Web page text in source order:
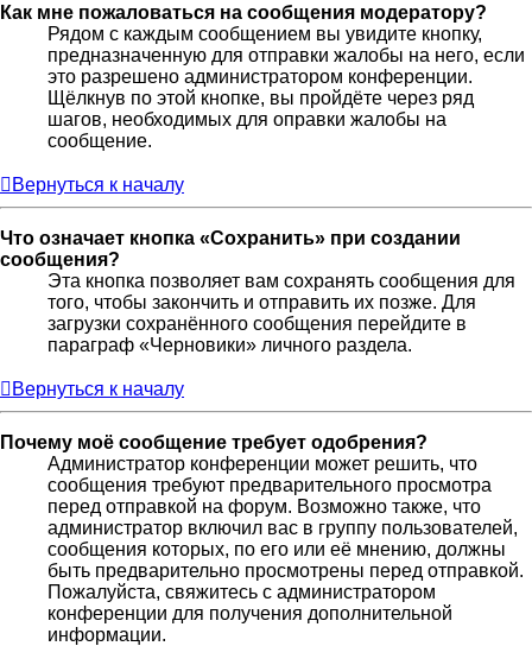
Как мне пожаловаться на сообщения модератору?
Рядом с каждым сообщением вы увидите кнопку,
предназначенную для отправки жалобы на него, если
это разрешено администратором конференции.
Щёлкнув по этой кнопке, вы пройдёте через ряд
шагов, необходимых для оправки жалобы на
сообщение.
Вернуться к началу
Что означает кнопка «Сохранить» при создании
сообщения?
Эта кнопка позволяет вам сохранять сообщения для
того, чтобы закончить и отправить их позже. Для
загрузки сохранённого сообщения перейдите в
параграф «Черновики» личного раздела.
Вернуться к началу
Почему моё сообщение требует одобрения?
Администратор конференции может решить, что
сообщения требуют предварительного просмотра
перед отправкой на форум. Возможно также, что
администратор включил вас в группу пользователей,
сообщения которых, по его или её мнению, должны
быть предварительно просмотрены перед отправкой.
Пожалуйста, свяжитесь с администратором
конференции для получения дополнительной
информации.